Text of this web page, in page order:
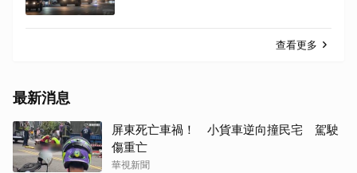
查看更多
最新消息
屏東死亡車禍！ 小貨車逆向撞民宅 駕駛
傷重亡
華視新聞